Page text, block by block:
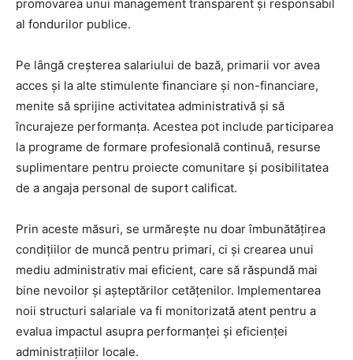
promovarea unui management transparent și responsabil
al fondurilor publice.
Pe lângă creșterea salariului de bază, primarii vor avea
acces și la alte stimulente financiare și non-financiare,
menite să sprijine activitatea administrativă și să
încurajeze performanța. Acestea pot include participarea
la programe de formare profesională continuă, resurse
suplimentare pentru proiecte comunitare și posibilitatea
de a angaja personal de suport calificat.
Prin aceste măsuri, se urmărește nu doar îmbunătățirea
condițiilor de muncă pentru primari, ci și crearea unui
mediu administrativ mai eficient, care să răspundă mai
bine nevoilor și așteptărilor cetățenilor. Implementarea
noii structuri salariale va fi monitorizată atent pentru a
evalua impactul asupra performanței și eficienței
administrațiilor locale.